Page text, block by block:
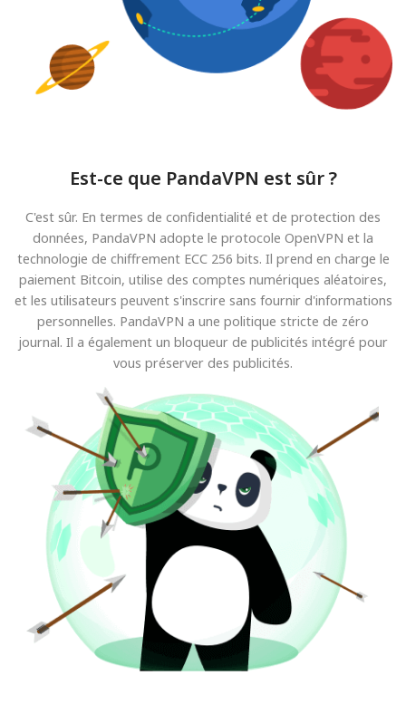
Est-ce que PandaVPN est sûr ?
C'est sûr. En termes de confidentialité et de protection des
données, PandaVPN adopte le protocole OpenVPN et la
technologie de chiffrement ECC 256 bits. Il prend en charge le
paiement Bitcoin, utilise des comptes numériques aléatoires,
et les utilisateurs peuvent s'inscrire sans fournir d'informations
personnelles. PandaVPN a une politique stricte de zéro
journal. Il a également un bloqueur de publicités intégré pour
vous préserver des publicités.